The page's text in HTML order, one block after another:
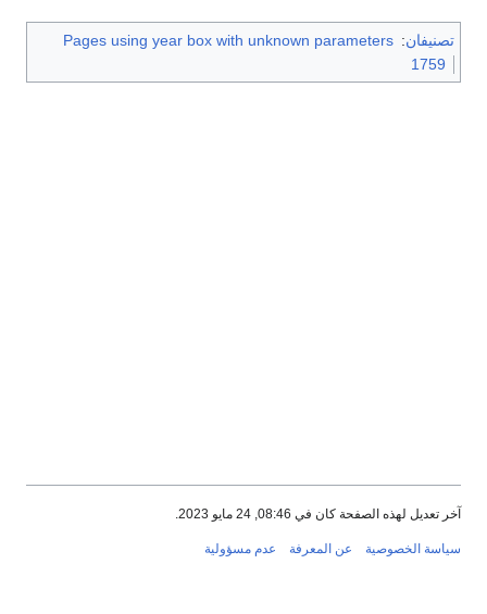
تصنيفان:
Pages using year box with unknown parameters
1759
آخر تعديل لهذه الصفحة كان في 08:46, 24 مايو 2023.
سياسة الخصوصية عن المعرفة عدم مسؤولية